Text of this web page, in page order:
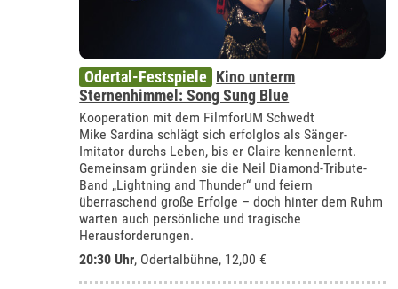
Odertal-Festspiele Kino unterm
Sternenhimmel: Song Sung Blue
Kooperation mit dem FilmforUM Schwedt
Mike Sardina schlägt sich erfolglos als Sänger-
Imitator durchs Leben, bis er Claire kennenlernt.
Gemeinsam gründen sie die Neil Diamond-Tribute-
Band „Lightning and Thunder“ und feiern
überraschend große Erfolge – doch hinter dem Ruhm
warten auch persönliche und tragische
Herausforderungen.
20:30 Uhr, Odertalbühne, 12,00 €